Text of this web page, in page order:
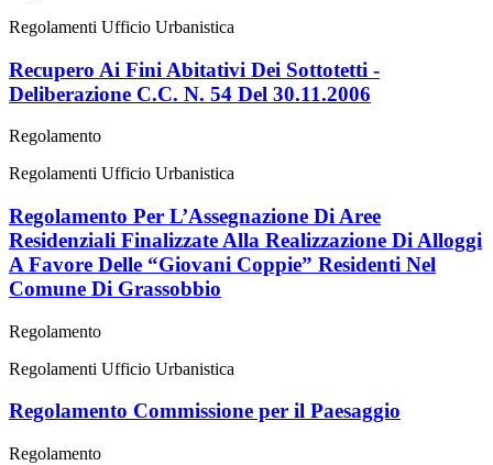
Regolamenti Ufficio Urbanistica
Recupero Ai Fini Abitativi Dei Sottotetti -
Deliberazione C.C. N. 54 Del 30.11.2006
Regolamento
Regolamenti Ufficio Urbanistica
Regolamento Per L’Assegnazione Di Aree
Residenziali Finalizzate Alla Realizzazione Di Alloggi
A Favore Delle “Giovani Coppie” Residenti Nel
Comune Di Grassobbio
Regolamento
Regolamenti Ufficio Urbanistica
Regolamento Commissione per il Paesaggio
Regolamento